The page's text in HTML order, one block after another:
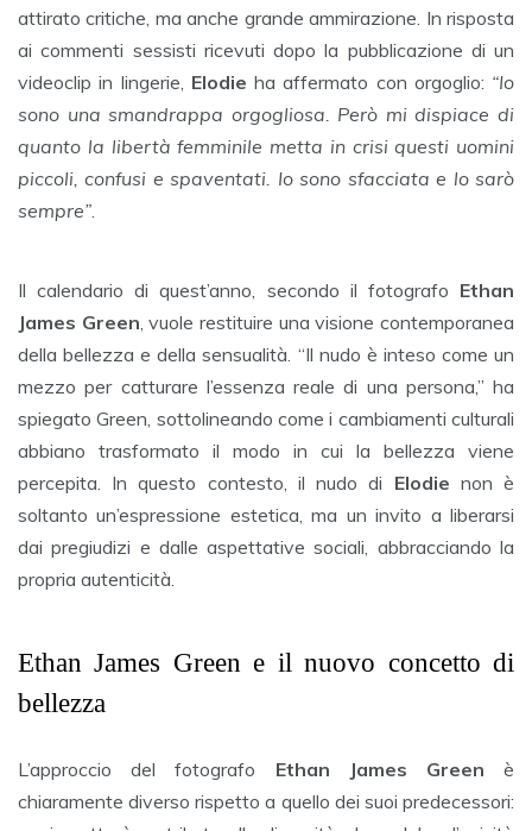
attirato critiche, ma anche grande ammirazione. In risposta
ai commenti sessisti ricevuti dopo la pubblicazione di un
videoclip in lingerie, Elodie ha affermato con orgoglio: “Io
sono una smandrappa orgogliosa. Però mi dispiace di
quanto la libertà femminile metta in crisi questi uomini
piccoli, confusi e spaventati. Io sono sfacciata e lo sarò
sempre”.
Il calendario di quest’anno, secondo il fotografo Ethan
James Green, vuole restituire una visione contemporanea
della bellezza e della sensualità. “Il nudo è inteso come un
mezzo per catturare l’essenza reale di una persona,” ha
spiegato Green, sottolineando come i cambiamenti culturali
abbiano trasformato il modo in cui la bellezza viene
percepita. In questo contesto, il nudo di Elodie non è
soltanto un’espressione estetica, ma un invito a liberarsi
dai pregiudizi e dalle aspettative sociali, abbracciando la
propria autenticità.
Ethan James Green e il nuovo concetto di
bellezza
L’approccio del fotografo Ethan James Green è
chiaramente diverso rispetto a quello dei suoi predecessori: